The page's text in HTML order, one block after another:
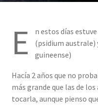
E
n estos días
(psidium australe)
guineense)
Hacía 2 años que no
más grande que las de los
tocarla, aunque pienso